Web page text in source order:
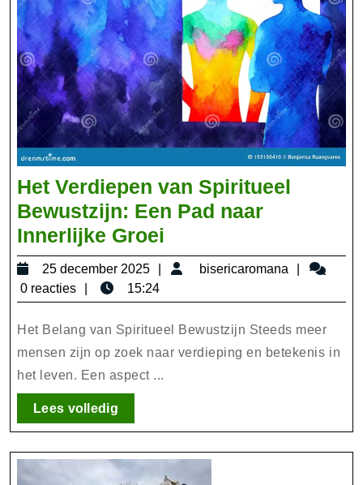
Het Verdiepen van Spiritueel
Bewustzijn: Een Pad naar
Innerlijke Groei
Verdiepen
Spiritueel
Bewustzijn:
Een
Innerlijke
Groei
25 december 2025
25
2025
bisericaromana
0 reacties
15:24
Het Belang van Spiritueel Bewustzijn Steeds meer
mensen zijn op zoek naar verdieping en betekenis in
het leven. Een aspect ...
Lees volledigLees
volledig